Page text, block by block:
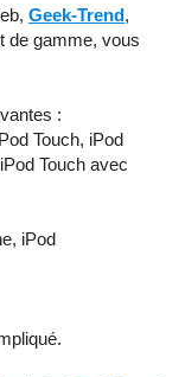
Geek-Trend,
de gamme, vous
:
Touch, iPod
Touch avec
iPod